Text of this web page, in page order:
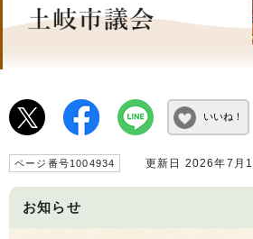
いいね！
ページ番号1004934 更新日 2026年7月
お知らせ